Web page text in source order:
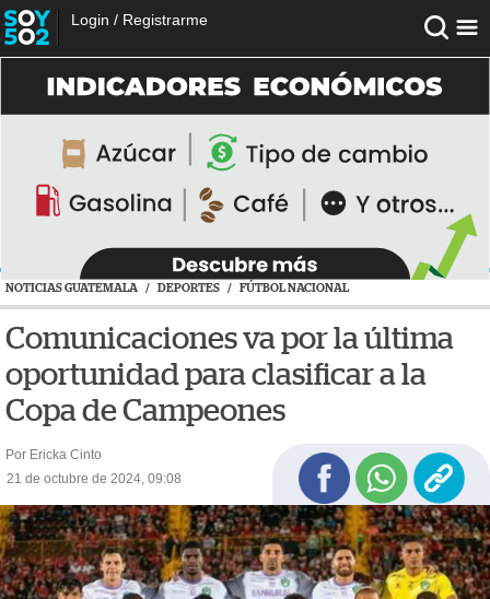
Login / Registrarme
NOTICIAS GUATEMALA / DEPORTES / FÚTBOL NACIONAL
Comunicaciones va por la última
oportunidad para clasificar a la
Copa de Campeones
Por Ericka Cinto
21 de octubre de 2024, 09:08